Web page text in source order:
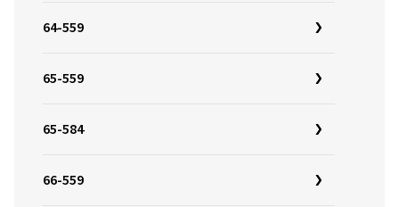
64-559
65-559
65-584
66-559